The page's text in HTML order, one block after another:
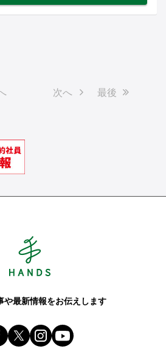
次へ 最後
や最新情報をお伝えします
Facebook ハンズ公式ファンページ
X(旧 twitter) @Hands_official_
instagram